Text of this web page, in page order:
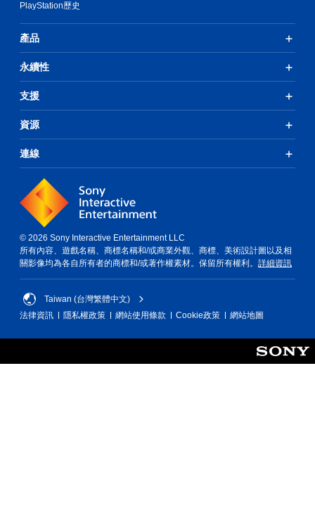
PlayStation歷史
產品
永續性
支援
資源
連線
© 2026 Sony Interactive Entertainment LLC
所有內容、遊戲名稱、商標名稱和/或商業外觀、商標、美術設計圖以及相
關影像均為各自所有者的商標和/或著作權素材。保留所有權利。 詳細資訊
Taiwan (台灣繁體中文)
法律資訊
隱私權政策 網站使用條款 Cookie政策 網站地圖